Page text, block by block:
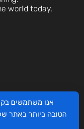
world today.
אנו משתמשים
הטובה ביותר באתר